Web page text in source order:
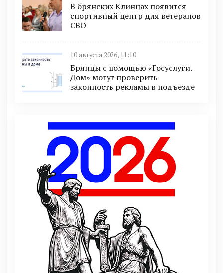
В брянских Клинцах появится
спортивный центр для ветеранов
СВО
10 августа 2026, 11:10
Брянцы с помощью «Госуслуги.
Дом» могут проверить
законность рекламы в подъезде